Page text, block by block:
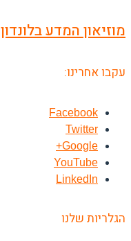
מוזיאון המדע בלונדון
עקבו אחרינו:
Facebook
Twitter
Google+
YouTube
LinkedIn
הגלריות שלנו